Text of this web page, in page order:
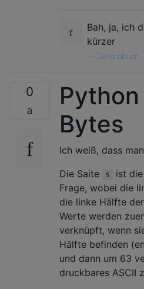
Bah, ja, ich
kürzer
Dendrobium
0
Bytes
Ich weiß, dass
Die Saite
s
ist
Frage, wobei die
die linke Hälfte
Werte werden
verknüpft, wenn
Hälfte befinden
und dann um 63
druckbares ASCII